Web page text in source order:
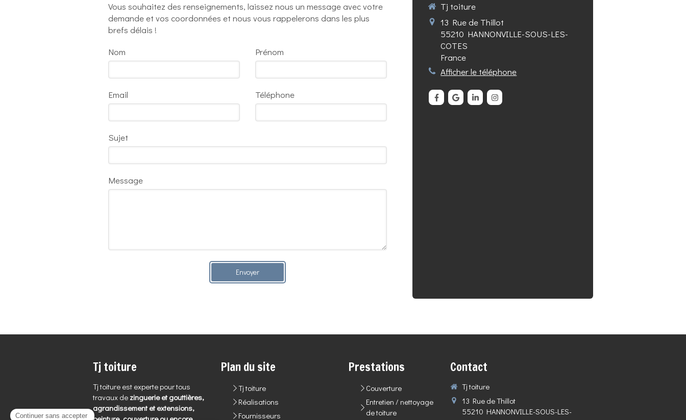
Vous souhaitez des renseignements, laissez nous un message avec votre
demande et vos coordonnées et nous vous rappelerons dans les plus
brefs délais !
Nom
Prénom
Email Téléphone
Sujet
Message
Envoyer
Tj toiture
13 Rue de Thillot
55210 HANNONVILLE-SOUS-LES-
COTES
France
Afficher le téléphone
Tj toiture
Tj toiture est experte pour tous
travaux de zinguerie et gouttières,
agrandissement et extensions,
Plan du site
Tj toiture
Réalisations
Fournisseurs
Prestations
Couverture
Entretien / nettoyage
de toiture
Contact
Tj toiture
13 Rue de Thillot
55210 HANNONVILLE-SOUS-LES-